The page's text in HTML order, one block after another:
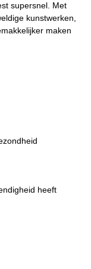
supersnel. Met
kunstwerken,
maken
heeft